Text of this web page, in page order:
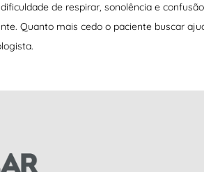
de respirar, sonolência e
Quanto mais cedo o paciente buscar